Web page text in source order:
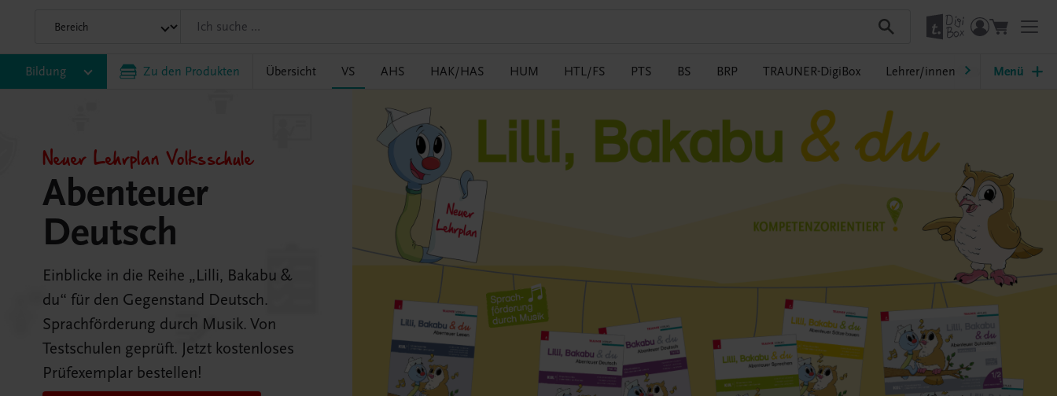
Bildung Zu den Produkten Übersicht VS AHS HAK/HAS HUM HTL/FS PTS BS BRP TRAUNER-DigiBox Lehrer/innen-ServiceMenü
Neuer Lehrplan Volksschule
Abenteuer
Deutsch
Einblicke in die Reihe „Lilli, Bakabu &
du“ für den Gegenstand Deutsch.
Sprachförderung durch Musik. Von
Testschulen geprüft. Jetzt kostenloses
Prüfexemplar bestellen!